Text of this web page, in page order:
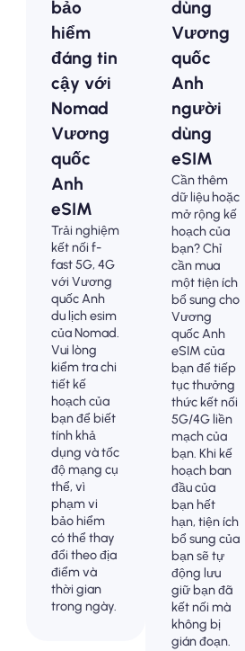
bảo
hiểm
đáng tin
cậy với
Nomad
Vương
quốc
Anh
eSIM
Trải nghiệm
kết nối f-
fast 5G, 4G
với Vương
quốc Anh
du lịch esim
của Nomad.
Vui lòng
kiểm tra chi
tiết kế
hoạch của
bạn để biết
tính khả
dụng và tốc
độ mạng cụ
thể, vì
phạm vi
bảo hiểm
có thể thay
đổi theo địa
điểm và
thời gian
trong ngày.
dùng
Vương
quốc
Anh
người
dùng
eSIM
Cần thêm
dữ liệu hoặc
mở rộng kế
hoạch của
bạn? Chỉ
cần mua
một tiện ích
bổ sung cho
Vương
quốc Anh
eSIM của
bạn để tiếp
tục thưởng
thức kết nối
5G/4G liền
mạch của
bạn. Khi kế
hoạch ban
đầu của
bạn hết
hạn, tiện ích
bổ sung của
bạn sẽ tự
động lưu
giữ bạn đã
kết nối mà
không bị
gián đoạn.